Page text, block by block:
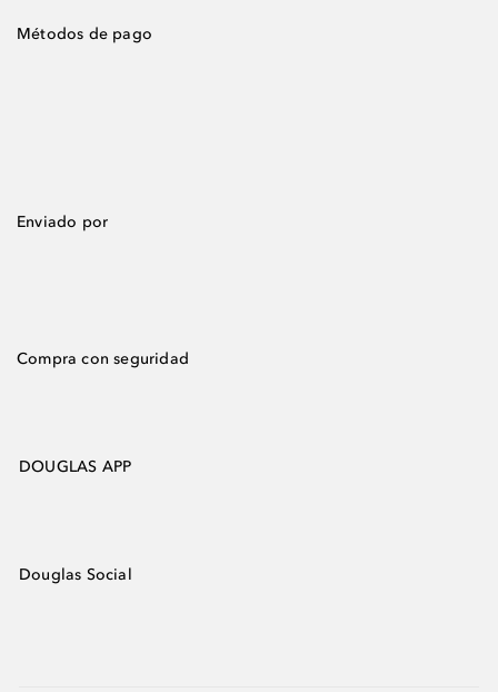
Métodos de pago
Enviado por
Compra con seguridad
DOUGLAS APP
Douglas Social